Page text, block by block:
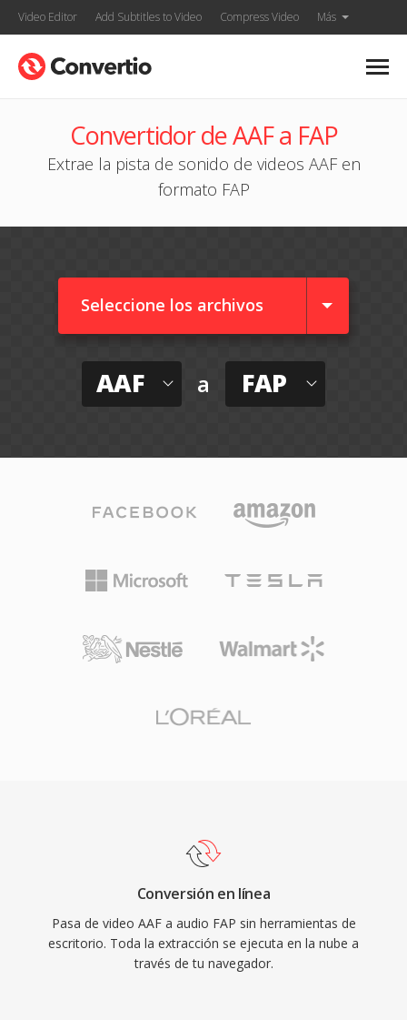
Video Editor Add Subtitles to Video Compress Video Más
Convertidor de AAF a FAP
Extrae la pista de sonido de videos AAF en
formato FAP
Seleccione los archivos
AAF a FAP
Conversión en línea
Pasa de video AAF a audio FAP sin herramientas de
escritorio. Toda la extracción se ejecuta en la nube a
través de tu navegador.